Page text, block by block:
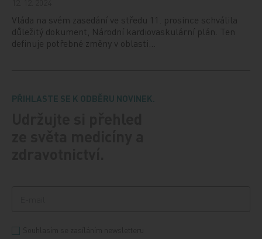
Vláda na svém zasedání ve středu 11. prosince schválila
důležitý dokument, Národní kardiovaskulární plán. Ten
definuje potřebné změny v oblasti…
PŘIHLASTE SE K ODBĚRU NOVINEK.